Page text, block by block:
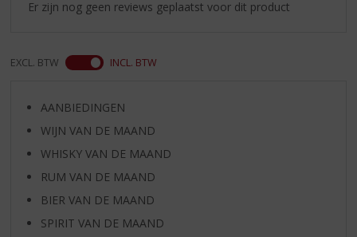
Er zijn nog geen reviews geplaatst voor dit product
EXCL. BTW INCL. BTW
AANBIEDINGEN
WIJN VAN DE MAAND
WHISKY VAN DE MAAND
RUM VAN DE MAAND
BIER VAN DE MAAND
SPIRIT VAN DE MAAND